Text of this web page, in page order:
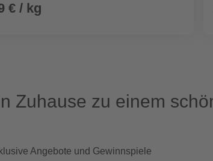
€ / kg
Zuhause zu einem
Angebote und Gewinnspiele